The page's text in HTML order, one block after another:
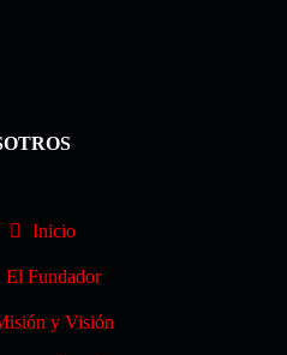
Inicio
El Fundador
y Visión